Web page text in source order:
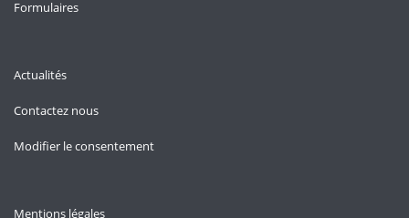
Formulaires
Actualités
Contactez nous
Modifier le consentement
Mentions légales